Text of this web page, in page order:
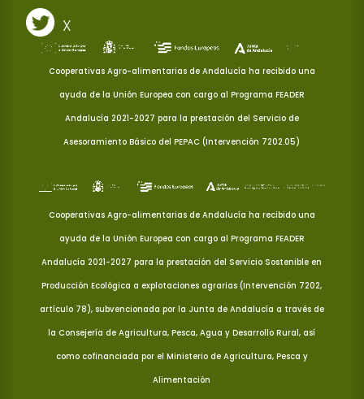
X
Cooperativas Agro-alimentarias de Andalucía ha recibido una
ayuda de la Unión Europea con cargo al Programa FEADER
Andalucía 2021-2027 para la prestación del Servicio de
Asesoramiento Básico del PEPAC (Intervención 7202.05)
Cooperativas Agro-alimentarias de Andalucía ha recibido una
ayuda de la Unión Europea con cargo al Programa FEADER
Andalucía 2021-2027 para la prestación del Servicio Sostenible en
Producción Ecológica a explotaciones agrarias (Intervención 7202,
artículo 78), subvencionada por la Junta de Andalucía a través de
la Consejería de Agricultura, Pesca, Agua y Desarrollo Rural, así
como cofinanciada por el Ministerio de Agricultura, Pesca y
Alimentación